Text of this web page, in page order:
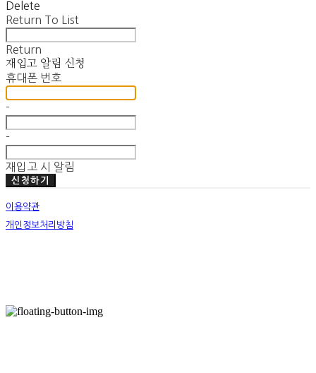
Delete
Return To List
Return
재입고 알림 신청
휴대폰 번호
-
-
재입고 시 알림
신청하기
이용약관
개인정보처리방침